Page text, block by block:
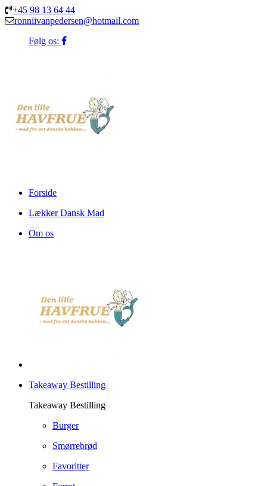
+45 98 13 64 44
ronniivanpedersen@hotmail.com
Følg os:
Forside
Lækker Dansk Mad
Om os
Takeaway Bestilling
Takeaway Bestilling
Burger
Smørrebrød
Favoritter